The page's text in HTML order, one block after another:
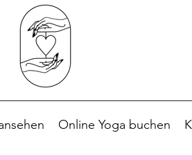
Online Yoga buchen